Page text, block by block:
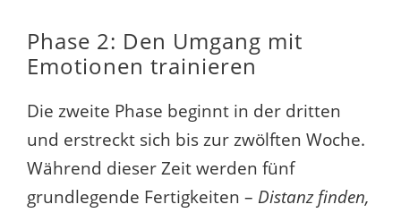
Phase 2: Den Umgang mit
Emotionen trainieren
Die zweite Phase beginnt in der dritten
und erstreckt sich bis zur zwölften Woche.
Während dieser Zeit werden fünf
grundlegende Fertigkeiten – Distanz finden,